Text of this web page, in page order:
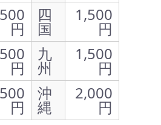
円
四
国
1,500
円
円
九
州
1,500
円
円
沖
縄
2,000
円